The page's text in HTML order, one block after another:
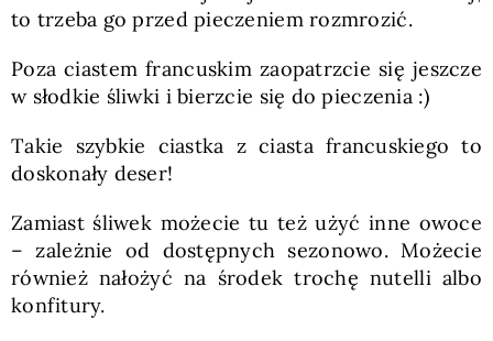
to trzeba go przed pieczeniem rozmrozić.
Poza ciastem francuskim zaopatrzcie się jeszcze
w słodkie śliwki i bierzcie się do pieczenia :)
Takie szybkie ciastka z ciasta francuskiego to
doskonały deser!
Zamiast śliwek możecie tu też użyć inne owoce
– zależnie od dostępnych sezonowo. Możecie
również nałożyć na środek trochę nutelli albo
konfitury.